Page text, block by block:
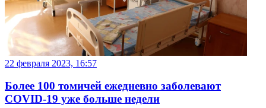
22 февраля 2023, 16:57
Более 100 томичей ежедневно заболевают
COVID-19 уже больше недели